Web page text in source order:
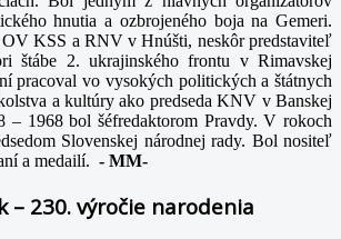
hnutia a ozbrojeného boja na Gemeri.
OV KSS a RNV v Hnúšti, neskôr predstaviteľ
štábe 2. ukrajinského frontu v Rimavskej
pracoval vo vysokých politických a štátnych
a kultúry ako predseda KNV v Banskej
– 1968 bol šéfredaktorom Pravdy. V rokoch
Slovenskej národnej rady. Bol nositeľ
a medailí. - MM-
– 230. výročie narodenia